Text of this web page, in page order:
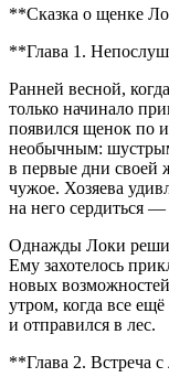
**Сказка о щенке
**Глава 1.
Ранней весной,
только начинало
появился щенок по
необычным:
в первые дни своей
чужое. Хозяева
на него сердиться
Однажды Локи
Ему захотелось
новых
утром, когда все
и отправился в лес.
**Глава 2. Встреча